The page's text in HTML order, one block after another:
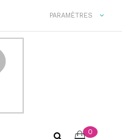
PARAMÈTRES
0